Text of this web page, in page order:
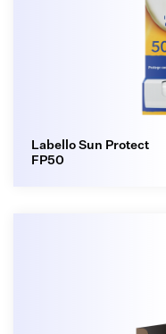
Labello Sun Protect
FP50